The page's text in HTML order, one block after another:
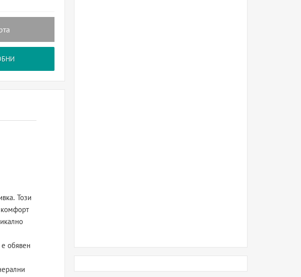
Този
комфорт
обявен